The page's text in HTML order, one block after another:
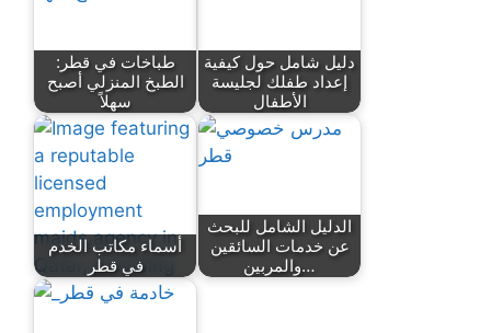
طباخات في قطر:
الطبخ المنزلي أصبح
سهلاً
دليل شامل حول كيفية
إعداد طفلك لجليسة
الأطفال
أسماء مكاتب الخدم
في قطر
الدليل الشامل للبحث
عن خدمات السائقين
والمربين…